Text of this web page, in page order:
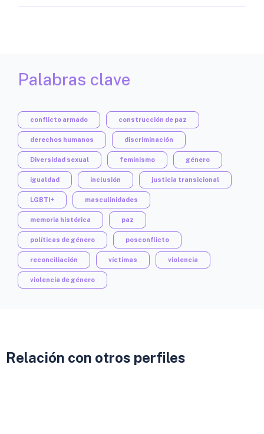
Palabras clave
conflicto armado construcción de paz
derechos humanos discriminación
Diversidad sexual feminismo género
igualdad inclusión justicia transicional
LGBTI+ masculinidades
memoria histórica paz
políticas de género posconflicto
reconciliación víctimas violencia
violencia de género
Relación con otros perfiles